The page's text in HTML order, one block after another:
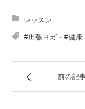
レッスン
#出張ヨガ・#健
前の記